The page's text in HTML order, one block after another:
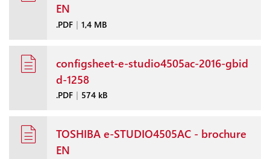
EN
.PDF | 1,4 MB
configsheet-e-studio4505ac-2016-gbid
d-1258
.PDF | 574 kB
TOSHIBA e-STUDIO4505AC - brochure
EN